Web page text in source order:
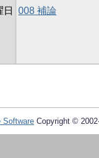
008 補論
Software Copyright ©